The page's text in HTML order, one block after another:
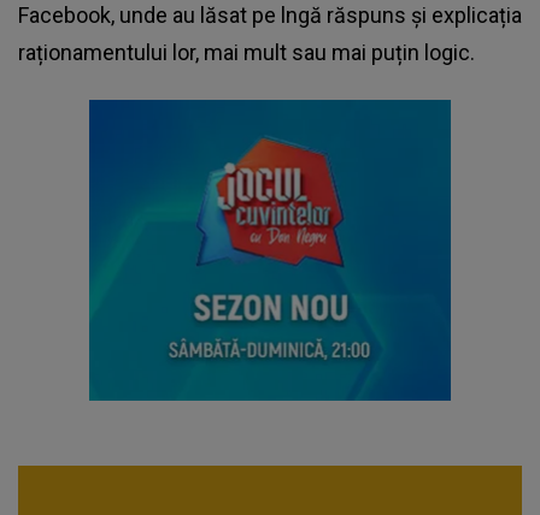
Facebook, unde au lăsat pe lngă răspuns și explicația
raționamentului lor, mai mult sau mai puțin logic.